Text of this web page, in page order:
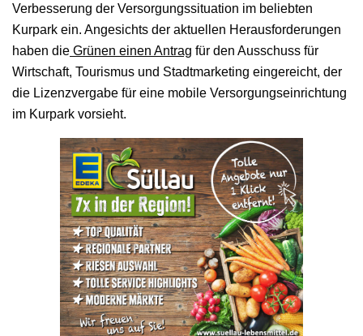
Verbesserung der Versorgungssituation im beliebten
Kurpark ein. Angesichts der aktuellen Herausforderungen
haben die Grünen einen Antrag für den Ausschuss für
Wirtschaft, Tourismus und Stadtmarketing eingereicht, der
die Lizenzvergabe für eine mobile Versorgungseinrichtung
im Kurpark vorsieht.